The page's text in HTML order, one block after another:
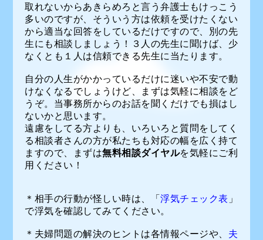
取れないからあきらめろと言う弁護士もけっこう
多いのですが、そういう方は依頼を受けたくない
から適当な回答をしているだけですので、別の先
生にも相談しましょう！３人の先生に聞けば、少
なくとも１人は信頼できる先生に当たります。
自分の人生がかかっているだけに迷いや不安で動
けなくなるでしょうけど、まずは気軽に相談をど
うぞ。当事務所からのお話を聞くだけでも損はし
ないかと思います。
遠慮をしてる方よりも、いろいろと質問をしてく
る相談者さんの方が私たちも対応の幅を広く持て
ますので、まずは無料相談ダイヤルを気軽にご利
用ください！
＊相手の行動が怪しい時は、「浮気チェック表 」
で浮気を確認してみてください。
＊夫婦問題の解決のヒントは各情報ページや、 夫